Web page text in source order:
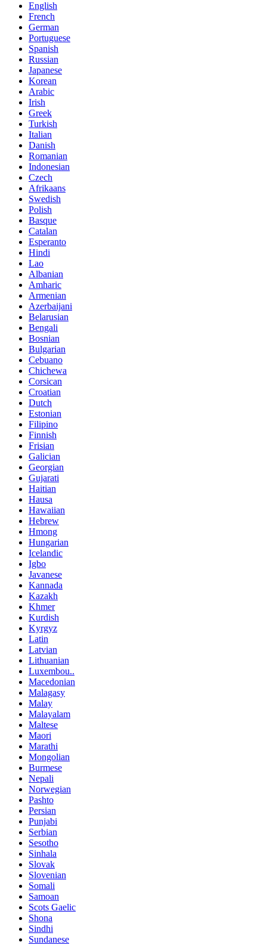
English
French
German
Portuguese
Spanish
Russian
Japanese
Korean
Arabic
Irish
Greek
Turkish
Italian
Danish
Romanian
Indonesian
Czech
Afrikaans
Swedish
Polish
Basque
Catalan
Esperanto
Hindi
Lao
Albanian
Amharic
Armenian
Azerbaijani
Belarusian
Bengali
Bosnian
Bulgarian
Cebuano
Chichewa
Corsican
Croatian
Dutch
Estonian
Filipino
Finnish
Frisian
Galician
Georgian
Gujarati
Haitian
Hausa
Hawaiian
Hebrew
Hmong
Hungarian
Icelandic
Igbo
Javanese
Kannada
Kazakh
Khmer
Kurdish
Kyrgyz
Latin
Latvian
Lithuanian
Luxembou..
Macedonian
Malagasy
Malay
Malayalam
Maltese
Maori
Marathi
Mongolian
Burmese
Nepali
Norwegian
Pashto
Persian
Punjabi
Serbian
Sesotho
Sinhala
Slovak
Slovenian
Somali
Samoan
Scots Gaelic
Shona
Sindhi
Sundanese